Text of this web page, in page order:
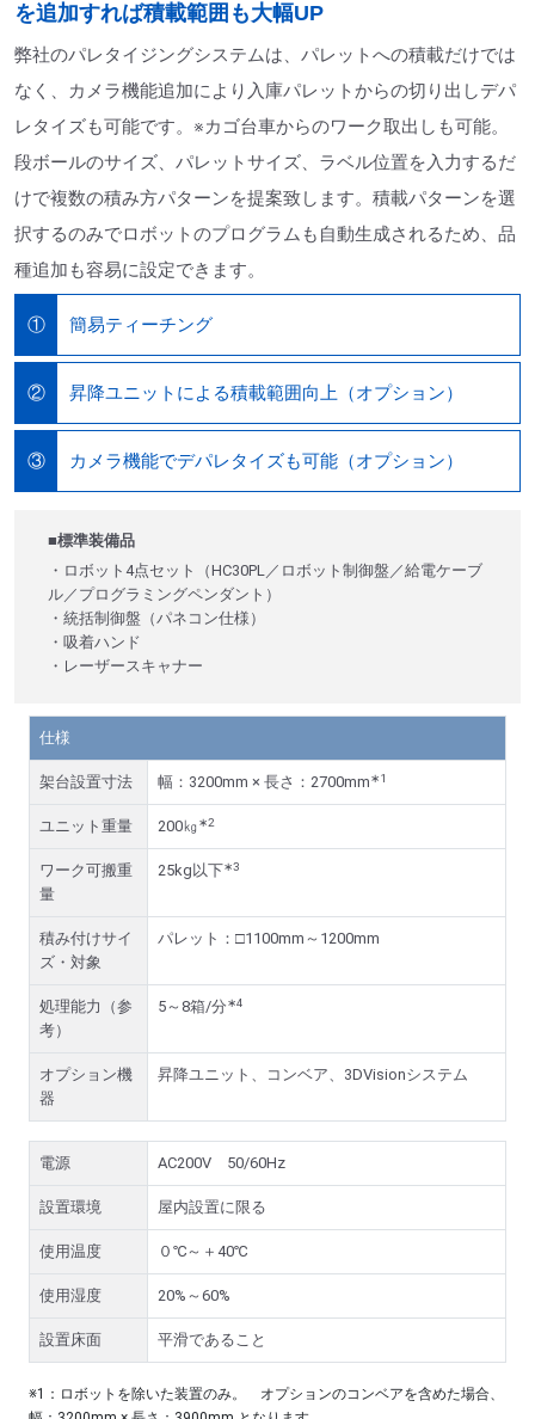
を追加すれば積載範囲も大幅UP
弊社のパレタイジングシステムは、パレットへの積載だけでは
なく、カメラ機能追加により入庫パレットからの切り出しデパ
レタイズも可能です。※カゴ台車からのワーク取出しも可能。
段ボールのサイズ、パレットサイズ、ラベル位置を入力するだ
けで複数の積み方パターンを提案致します。積載パターンを選
択するのみでロボットのプログラムも自動生成されるため、品
種追加も容易に設定できます。
① 簡易ティーチング
② 昇降ユニットによる積載範囲向上（オプション）
③ カメラ機能でデパレタイズも可能（オプション）
■標準装備品
・ロボット4点セット（HC30PL／ロボット制御盤／給電ケーブ
ル／プログラミングペンダント）
・統括制御盤（パネコン仕様）
・吸着ハンド
・レーザースキャナー
仕様
架台設置寸法 幅：3200mm × 長さ：2700mm∗1
ユニット重量 200㎏∗2
ワーク可搬重
量
25kg以下∗3
積み付けサイ
ズ・対象
パレット：□1100mm～1200mm
処理能力（参
考）
5～8箱/分∗4
オプション機
器
昇降ユニット、コンベア、3DVisionシステム
電源 AC200V 50/60Hz
設置環境 屋内設置に限る
使用温度 ０℃～＋40℃
使用湿度 20%～60%
設置床面 平滑であること
※1：ロボットを除いた装置のみ。 オプションのコンベアを含めた場合、